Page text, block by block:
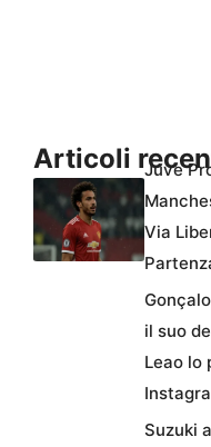
Articoli
Juve
Via
il suo
Leao lo
Suzuki